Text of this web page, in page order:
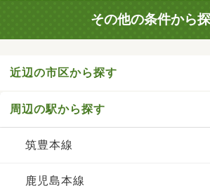
その他の条件から
近辺の市区から探す
周辺の駅から探す
筑豊本線
鹿児島本線